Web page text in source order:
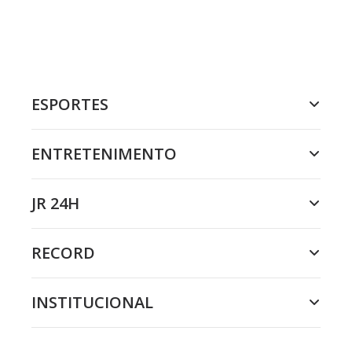
ESPORTES
ENTRETENIMENTO
JR 24H
RECORD
INSTITUCIONAL